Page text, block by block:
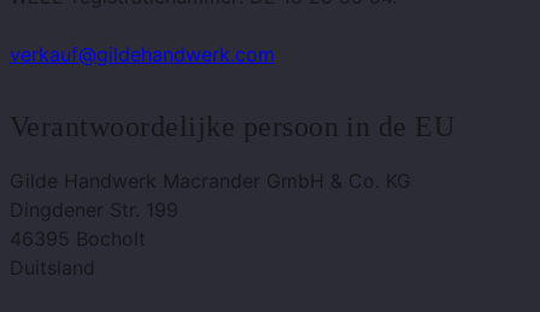
verkauf@gildehandwerk.com
Verantwoordelijke persoon in de EU
Gilde Handwerk Macrander GmbH & Co. KG
Dingdener Str. 199
46395 Bocholt
Duitsland